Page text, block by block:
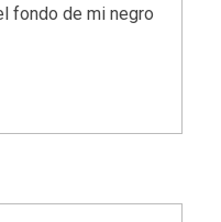
fondo de mi negro